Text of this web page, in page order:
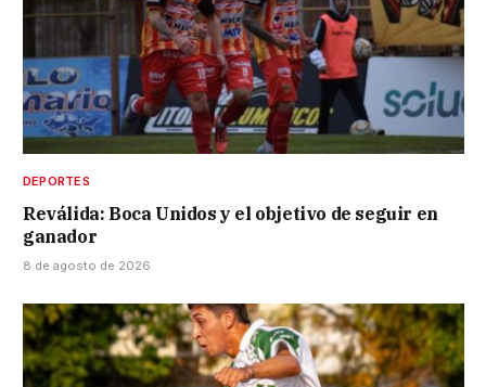
DEPORTES
Reválida: Boca Unidos y el objetivo de seguir en
ganador
8 de agosto de 2026